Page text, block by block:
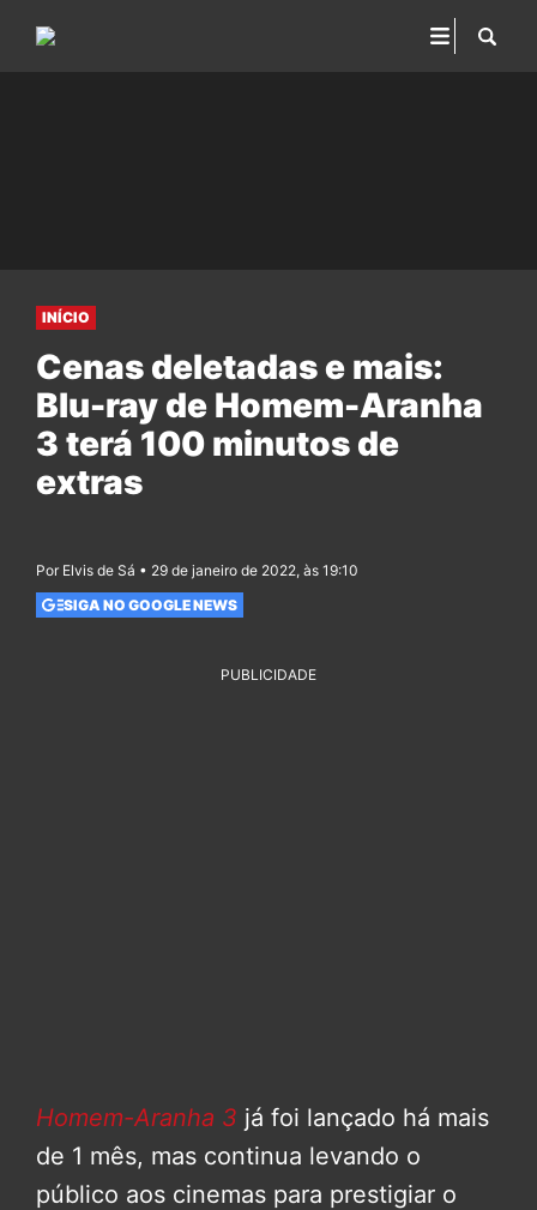
INÍCIO
Cenas deletadas e mais:
Blu-ray de Homem-Aranha
3 terá 100 minutos de
extras
Por Elvis de Sá • 29 de janeiro de 2022, às 19:10
SIGA NO GOOGLE NEWS
PUBLICIDADE
Homem-Aranha 3 já foi lançado há mais
de 1 mês, mas continua levando o
público aos cinemas para prestigiar o